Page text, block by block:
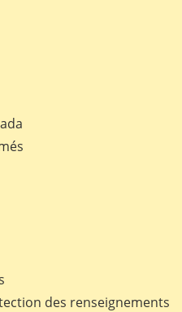
des renseignements